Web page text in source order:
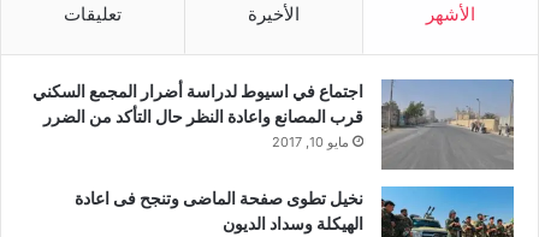
الأشهر الأخيرة تعليقات
اجتماع في اسيوط لدراسة أضرار المجمع السكني
قرب المصانع واعادة النظر حال التأكد من الضرر
مايو 10, 2017
نخيل تطوى صفحة الماضى وتنجح فى اعادة
الهيكلة وسداد الديون